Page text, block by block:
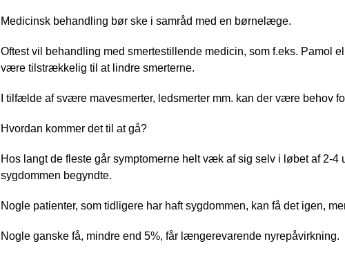
Medicinsk behandling bør ske i samråd med en børnelæge.
Oftest vil behandling med smertestillende medicin, som f.eks. Pamol
være tilstrækkelig til at lindre smerterne.
I tilfælde af svære mavesmerter, ledsmerter mm. kan der være behov
Hvordan kommer det til at gå?
Hos langt de fleste går symptomerne helt væk af sig selv i løbet af 2-
sygdommen begyndte.
Nogle patienter, som tidligere har haft sygdommen, kan få det igen,
Nogle ganske få, mindre end 5%, får længerevarende nyrepåvirkning.